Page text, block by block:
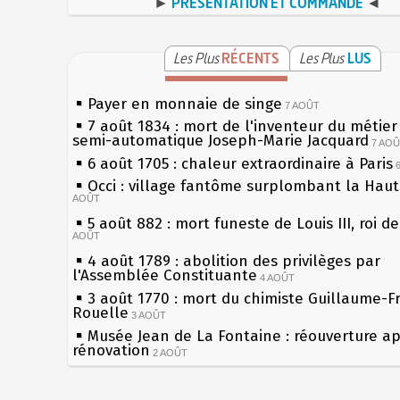
Les PlusRÉCENTS Les Plus LUS
Payer en monnaie de singe 7 AOÛT
7 août 1834 : mort de l'inventeur du
semi-automatique Joseph-Marie Jacquard 7
6 août 1705 : chaleur extraordinaire à Paris
Occi : village fantôme surplombant la
AOÛT
5 août 882 : mort funeste de Louis III, roi
AOÛT
4 août 1789 : abolition des privilèges par
l'Assemblée Constituante 4 AOÛT
3 août 1770 : mort du chimiste Guillaume-
Rouelle 3 AOÛT
Musée Jean de La Fontaine : réouverture
rénovation 2 AOÛT
2 août 1802 : Bonaparte est nommé